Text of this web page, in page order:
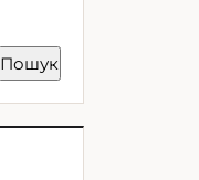
Пошук